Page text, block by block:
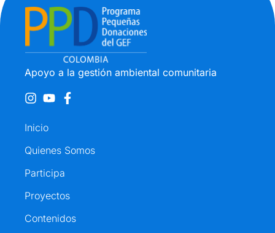
Apoyo a la gestión ambiental comunitaria
Inicio
Quienes Somos
Participa
Proyectos
Contenidos